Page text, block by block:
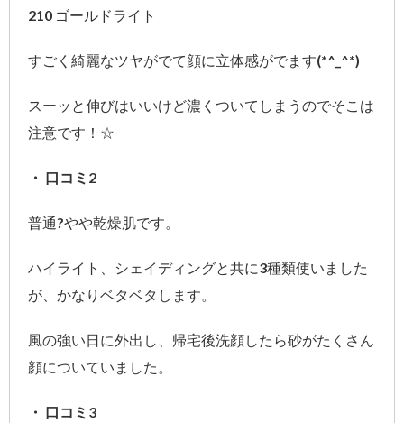
210 ゴールドライト
すごく綺麗なツヤがでて顔に立体感がでます(*^_^*)
スーッと伸びはいいけど濃くついてしまうのでそこは
注意です！☆
・ 口コミ2
普通?やや乾燥肌です。
ハイライト、シェイディングと共に3種類使いました
が、かなりベタベタします。
風の強い日に外出し、帰宅後洗顔したら砂がたくさん
顔についていました。
・ 口コミ3